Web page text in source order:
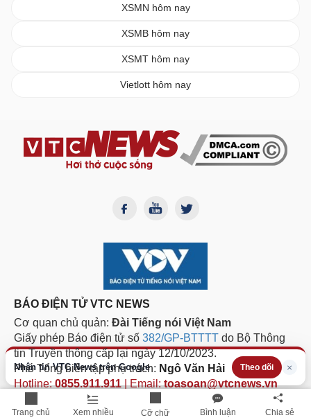
Trang chủ Xem nhiều Cỡ chữ Bình luận Chia sẻ
Nhận tin VTC News trên Google Theo dõi ×
XSMN hôm nay
XSMB hôm nay
XSMT hôm nay
Vietlott hôm nay
BÁO ĐIỆN TỬ VTC NEWS
Cơ quan chủ quản: Đài Tiếng nói Việt Nam
Giấy phép Báo điện tử số 382/GP-BTTTT do Bộ Thông
tin Truyền thông cấp lại ngày 12/10/2023.
Phó Tổng biên tập phụ trách: Ngô Văn Hải
Hotline:0855.911.911| Email:toasoan@vtcnews.vn
TRỤ SỞ CHÍNH